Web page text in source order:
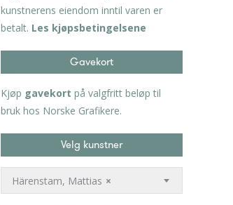
kunstnerens eiendom inntil varen er
betalt. Les kjøpsbetingelsene
Gavekort
Kjøp gavekort på valgfritt beløp til
bruk hos Norske Grafikere.
Velg kunstner
×
Härenstam, Mattias